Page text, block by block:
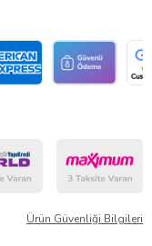
Ürün Güvenliği Bilgileri